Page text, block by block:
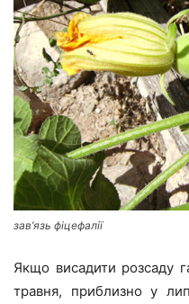
зав’язь фіцефалії
Якщо висадити розсаду
травня, приблизно у